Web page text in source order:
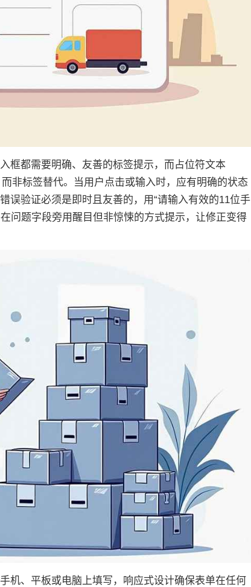
框都需要明确、友善的标签提示，而占位符文本
非标签替代。当用户点击或输入时，应有明确的状态
误验证必须是即时且友善的，用“请输入有效的11位手
问题字段旁用醒目但非惊悚的方式提示，让修正变得
机、平板或电脑上填写，响应式设计确保表单在任何